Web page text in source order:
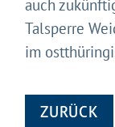
auch
Talsperre
im
ZURÜCK